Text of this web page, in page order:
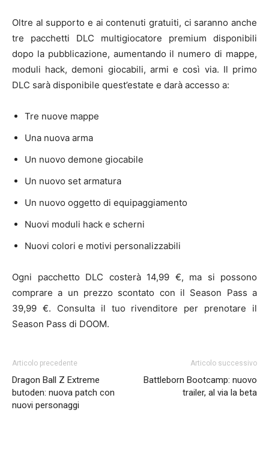
Oltre al supporto e ai contenuti gratuiti, ci saranno anche
tre pacchetti DLC multigiocatore premium disponibili
dopo la pubblicazione, aumentando il numero di mappe,
moduli hack, demoni giocabili, armi e così via. Il primo
DLC sarà disponibile quest’estate e darà accesso a:
Tre nuove mappe
Una nuova arma
Un nuovo demone giocabile
Un nuovo set armatura
Un nuovo oggetto di equipaggiamento
Nuovi moduli hack e scherni
Nuovi colori e motivi personalizzabili
Ogni pacchetto DLC costerà 14,99 €, ma si possono
comprare a un prezzo scontato con il Season Pass a
39,99 €. Consulta il tuo rivenditore per prenotare il
Season Pass di DOOM.
Articolo precedente
Dragon Ball Z Extreme
butoden: nuova patch con
nuovi personaggi
Articolo successivo
Battleborn Bootcamp: nuovo
trailer, al via la beta